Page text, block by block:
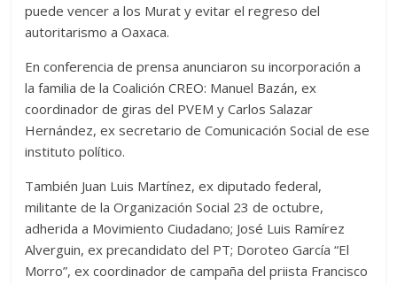
puede vencer a los Murat y evitar el regreso del
autoritarismo a Oaxaca.
En conferencia de prensa anunciaron su incorporación a
la familia de la Coalición CREO: Manuel Bazán, ex
coordinador de giras del PVEM y Carlos Salazar
Hernández, ex secretario de Comunicación Social de ese
instituto político.
También Juan Luis Martínez, ex diputado federal,
militante de la Organización Social 23 de octubre,
adherida a Movimiento Ciudadano; José Luis Ramírez
Alverguin, ex precandidato del PT; Doroteo García “El
Morro”, ex coordinador de campaña del priista Francisco